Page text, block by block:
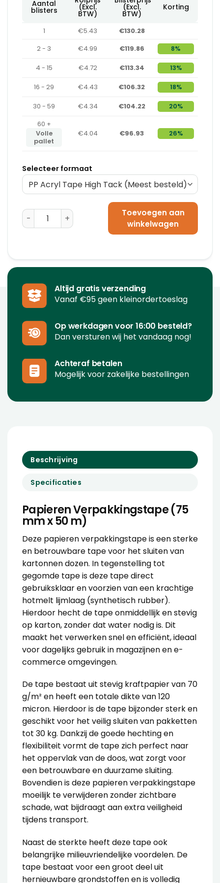
Aantal
blisters (Excl.
BTW)
(Excl.
BTW)
Korting
1 €5.43
€130.28
2 - 3
€4.99 €119.86 8%
4 - 15 €4.72 €113.34 13%
16 - 29 €4.43 €106.32 18%
30 - 59 €4.34 €104.22
20%
60 +
Volle
pallet
€4.04 €96.93 26%
Selecteer formaat
Papieren Verpakkingstape 75 mm x 50 m aantal
Toevoegen aan
winkelwagen
Altijd gratis verzending
Vanaf €95 geen kleinordertoeslag
Op werkdagen voor 16:00 besteld?
Dan versturen wij het vandaag nog!
Achteraf betalen
Mogelijk voor zakelijke bestellingen
Beschrijving
Specificaties
Papieren Verpakkingstape (75
mm x 50 m)
Deze papieren verpakkingstape is een sterke
en betrouwbare tape voor het sluiten van
kartonnen dozen. In tegenstelling tot
gegomde tape is deze tape direct
gebruiksklaar en voorzien van een krachtige
hotmelt lijmlaag (synthetisch rubber).
Hierdoor hecht de tape onmiddellijk en stevig
op karton, zonder dat water nodig is. Dit
maakt het verwerken snel en efficiënt, ideaal
voor dagelijks gebruik in magazijnen en e-
commerce omgevingen.
De tape bestaat uit stevig kraftpapier van 70
g/m² en heeft een totale dikte van 120
micron. Hierdoor is de tape bijzonder sterk en
geschikt voor het veilig sluiten van pakketten
tot 30 kg. Dankzij de goede hechting en
flexibiliteit vormt de tape zich perfect naar
het oppervlak van de doos, wat zorgt voor
een betrouwbare en duurzame sluiting.
Bovendien is deze papieren verpakkingstape
moeilijk te verwijderen zonder zichtbare
schade, wat bijdraagt aan extra veiligheid
tijdens transport.
Naast de sterkte heeft deze tape ook
belangrijke milieuvriendelijke voordelen. De
tape bestaat voor een groot deel uit
hernieuwbare grondstoffen en is volledig